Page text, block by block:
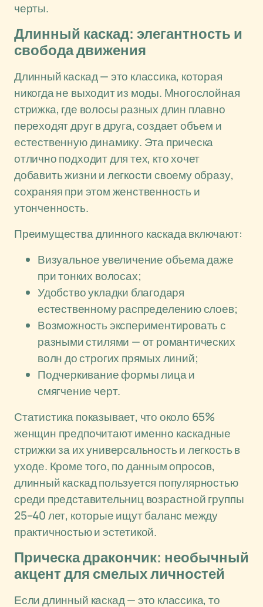
черты.
Длинный каскад: элегантность и
свобода движения
Длинный каскад — это классика, которая
никогда не выходит из моды. Многослойная
стрижка, где волосы разных длин плавно
переходят друг в друга, создает объем и
естественную динамику. Эта прическа
отлично подходит для тех, кто хочет
добавить жизни и легкости своему образу,
сохраняя при этом женственность и
утонченность.
Преимущества длинного каскада включают:
Визуальное увеличение объема даже
при тонких волосах;
Удобство укладки благодаря
естественному распределению слоев;
Возможность экспериментировать с
разными стилями — от романтических
волн до строгих прямых линий;
Подчеркивание формы лица и
смягчение черт.
Статистика показывает, что около 65%
женщин предпочитают именно каскадные
стрижки за их универсальность и легкость в
уходе. Кроме того, по данным опросов,
длинный каскад пользуется популярностью
среди представительниц возрастной группы
25–40 лет, которые ищут баланс между
практичностью и эстетикой.
Прическа дракончик: необычный
акцент для смелых личностей
Если длинный каскад — это классика, то